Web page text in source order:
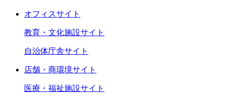
オフィスサイト
教育・文化施設サイト
自治体庁舎サイト
店舗・商環境サイト
医療・福祉施設サイト